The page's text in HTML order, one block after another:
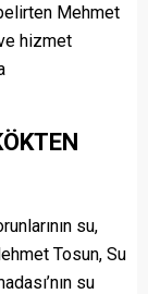
Mehmet
hizmet
su,
Tosun, Su
su